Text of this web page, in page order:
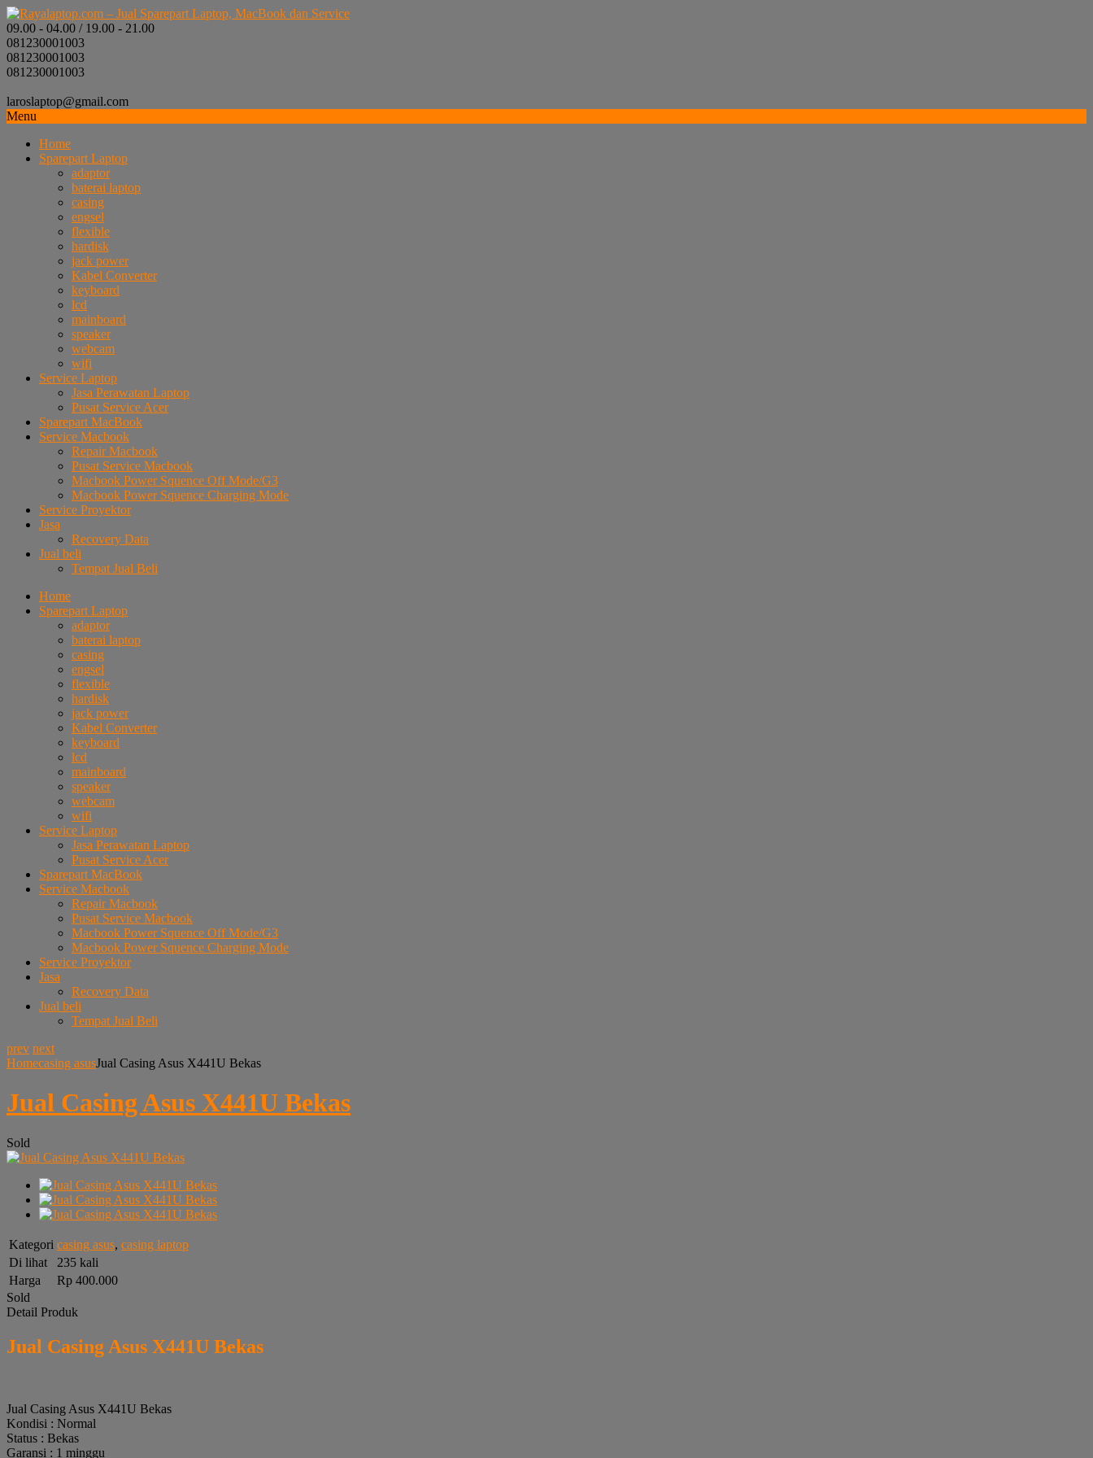
09.00 - 04.00 / 19.00 - 21.00
081230001003
081230001003
081230001003
laroslaptop@gmail.com
Menu
Home
Sparepart Laptop
adaptor
baterai laptop
casing
engsel
flexible
hardisk
jack power
Kabel Converter
keyboard
lcd
mainboard
speaker
webcam
wifi
Service Laptop
Jasa Perawatan Laptop
Pusat Service Acer
Sparepart MacBook
Service Macbook
Repair Macbook
Pusat Service Macbook
Macbook Power Squence Off Mode/G3
Macbook Power Squence Charging Mode
Service Proyektor
Jasa
Recovery Data
Jual beli
Tempat Jual Beli
Home
Sparepart Laptop
adaptor
baterai laptop
casing
engsel
flexible
hardisk
jack power
Kabel Converter
keyboard
lcd
mainboard
speaker
webcam
wifi
Service Laptop
Jasa Perawatan Laptop
Pusat Service Acer
Sparepart MacBook
Service Macbook
Repair Macbook
Pusat Service Macbook
Macbook Power Squence Off Mode/G3
Macbook Power Squence Charging Mode
Service Proyektor
Jasa
Recovery Data
Jual beli
Tempat Jual Beli
prev next
Homecasing asusJual Casing Asus X441U Bekas
Jual Casing Asus X441U Bekas
Sold
Kategori casing asus, casing laptop
Di lihat
235 kali
Harga
Rp 400.000
Sold
Detail Produk
Jual Casing Asus X441U Bekas
Jual Casing Asus X441U Bekas
Kondisi : Normal
Status : Bekas
Garansi : 1 minggu